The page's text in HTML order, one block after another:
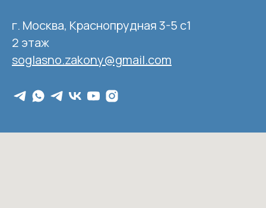
г. Москва, Краснопрудная 3-5 с1
2 этаж
soglasno.zakony@gmail.com